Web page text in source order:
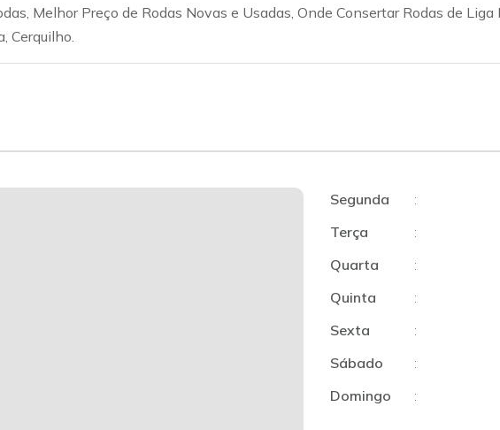
Melhor Preço de Rodas Novas e Usadas, Onde Consertar Rodas de Liga
Cerquilho.
Segunda :
Terça
:
Quarta
:
Quinta
:
Sexta
:
Sábado
:
Domingo
: